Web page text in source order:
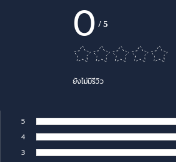
0 /5
ยังไม่มีรีวิว
5
4
3